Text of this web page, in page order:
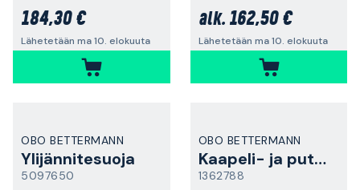
184,30 €
Lähetetään ma 10. elokuuta
alk. 162,50 €
Lähetetään ma 10. elokuuta
OBO BETTERMANN
Ylijännitesuoja
5097650
OBO BETTERMANN
Kaapeli- ja putkikiinnike
1362788